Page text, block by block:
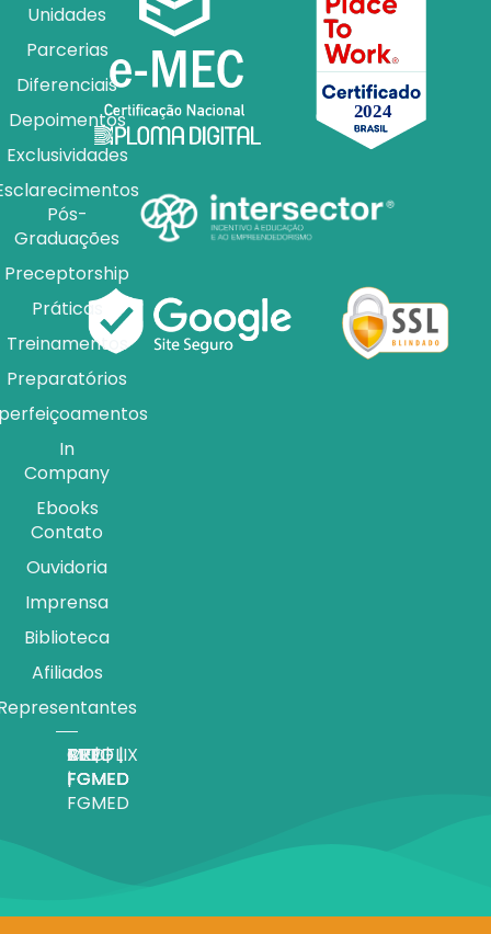
Unidades
Parcerias
Diferenciais
Depoimentos
Exclusividades
Pós-
Graduações
Preceptorship
Práticas
Treinamentos
Preparatórios
In
Company
Ebooks
Contato
Ouvidoria
Imprensa
Biblioteca
Afiliados
APP |
FGMED
MEDFLIX
|
FGMED
CRED |
FGMED
BLOG |
FGMED
TV |
FGMED